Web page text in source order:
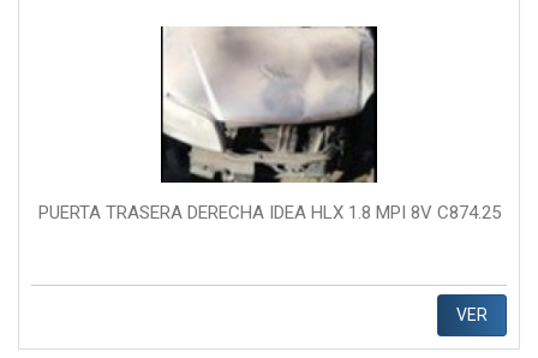
PUERTA TRASERA DERECHA IDEA HLX 1.8 MPI 8V C874.25
VER